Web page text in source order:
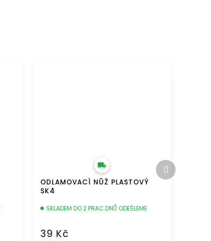
ODLAMOVACÍ NŮŽ PLASTOVÝ
SK4
SKLADEM DO 2 PRAC.DNŮ ODEŠLEME
39 Kč
Další
produkt